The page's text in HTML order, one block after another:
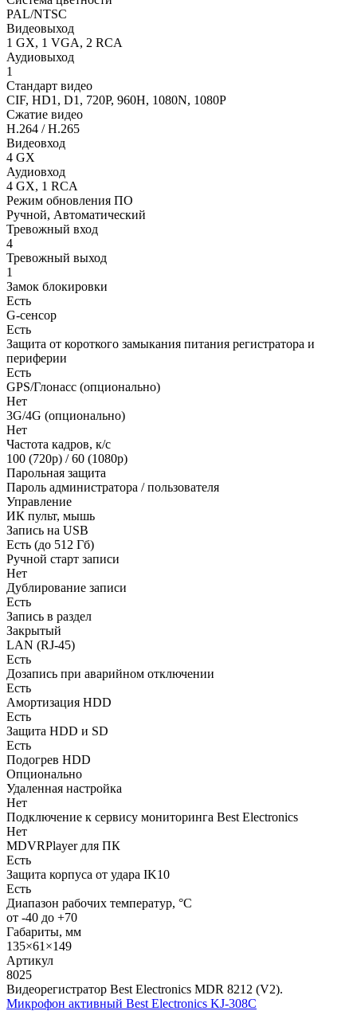
PAL/NTSC
Видеовыход
1 GX, 1 VGA, 2 RCA
Аудиовыход
1
Стандарт видео
CIF, HD1, D1, 720P, 960H, 1080N, 1080P
Сжатие видео
H.264 / H.265
Видеовход
4 GX
Аудиовход
4 GX, 1 RCA
Режим обновления ПО
Ручной, Автоматический
Тревожный вход
4
Тревожный выход
1
Замок блокировки
Есть
G-сенсор
Есть
Защита от короткого замыкания питания регистратора и
периферии
Есть
GPS/Глонасс (опционально)
Нет
3G/4G (опционально)
Нет
Частота кадров, к/с
100 (720p) / 60 (1080p)
Парольная защита
Пароль администратора / пользователя
Управление
ИК пульт, мышь
Запись на USB
Есть (до 512 Гб)
Ручной старт записи
Нет
Дублирование записи
Есть
Запись в раздел
Закрытый
LAN (RJ-45)
Есть
Дозапись при аварийном отключении
Есть
Амортизация HDD
Есть
Защита HDD и SD
Есть
Подогрев HDD
Опционально
Удаленная настройка
Нет
Подключение к сервису мониторинга Best Electronics
Нет
MDVRPlayer для ПК
Есть
Защита корпуса от удара IK10
Есть
Диапазон рабочих температур, °С
от -40 до +70
Габариты, мм
135×61×149
Артикул
8025
Видеорегистратор Best Electronics MDR 8212 (V2).
Микрофон активный Best Electronics KJ-308С